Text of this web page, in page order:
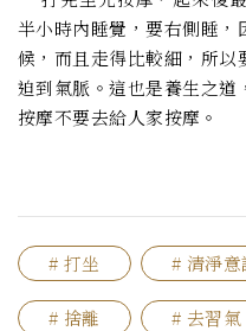
半小時內睡覺，要右側睡
候，而且走得比較細，所
迫到氣脈。這也是養生之
按摩不要去給人家按摩。
# 打坐 # 清淨意
# 捨離 # 去習氣